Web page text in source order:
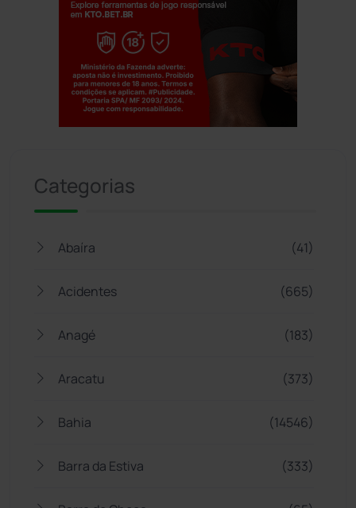
Categorias
Abaíra (41)
Acidentes (665)
Anagé (183)
Aracatu (373)
Bahia (14546)
Barra da Estiva (333)